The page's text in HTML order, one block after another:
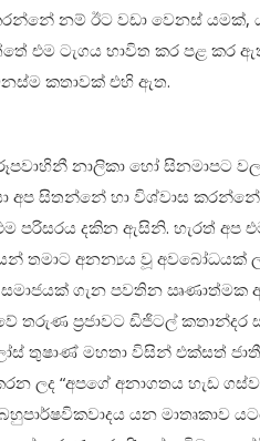
නම් ඊට වඩා වෙනස්
එම ටැගය භාවිත කර පළ කර
කතාවක් එහි ඇත.
නාලිකා හෝ සිනමාපට වල
අප සිතන්නේ හා විශ්වාස
පරිසරය දකින ඇසිනි. හැරත් අප
තමාට අනන්‍යය වූ අවබෝධයක්
ගැන පවතින
තරුණ ප්‍රජාවට ඩිජිටල් කතාන්දර
තුෂාණ් මහතා විසින් එක්සත්
ලද “අපගේ අනාගතය හැඩ
යන මාතෘකාව